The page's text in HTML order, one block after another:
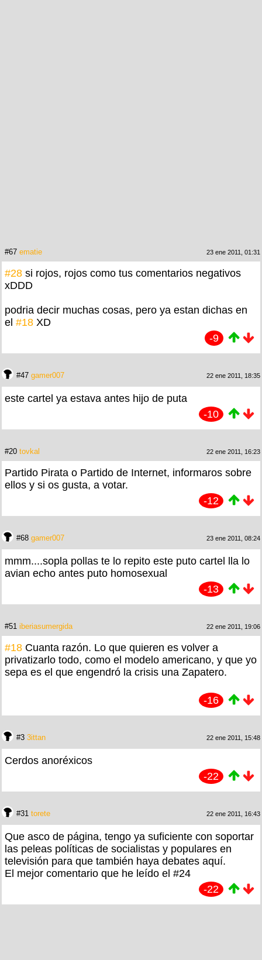
#67 ematie 23 ene 2011, 01:31
#28 si rojos, rojos como tus comentarios negativos
xDDD
podria decir muchas cosas, pero ya estan dichas en
el #18 XD
-9
#47 gamer007 22 ene 2011, 18:35
este cartel ya estava antes hijo de puta
-10
#20 tovkal 22 ene 2011, 16:23
Partido Pirata o Partido de Internet, informaros sobre
ellos y si os gusta, a votar.
-12
#68 gamer007 23 ene 2011, 08:24
mmm....sopla pollas te lo repito este puto cartel lla lo
avian echo antes puto homosexual
-13
#51 iberiasumergida 22 ene 2011, 19:06
#18 Cuanta razón. Lo que quieren es volver a
privatizarlo todo, como el modelo americano, y que yo
sepa es el que engendró la crisis una Zapatero.
-16
#3 3ittan 22 ene 2011, 15:48
Cerdos anoréxicos
-22
#31 torete 22 ene 2011, 16:43
Que asco de página, tengo ya suficiente con soportar
las peleas políticas de socialistas y populares en
televisión para que también haya debates aquí.
El mejor comentario que he leído el #24
-22